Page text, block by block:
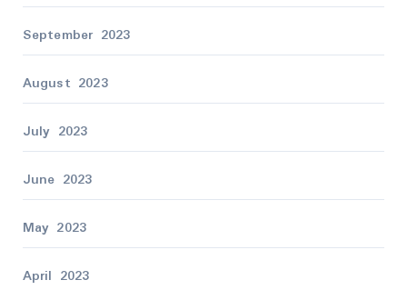
September 2023
August 2023
July 2023
June 2023
May 2023
April 2023